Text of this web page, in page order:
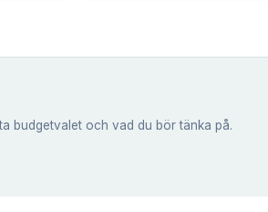
budgetvalet och vad du bör tänka på.